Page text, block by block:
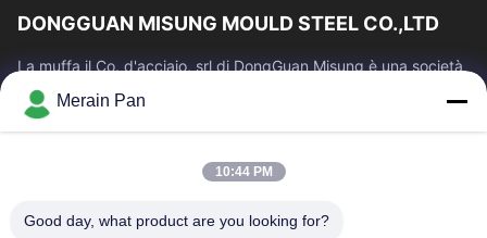
DONGGUAN MISUNG MOULD STEEL CO.,LTD
La muffa il Co. d'acciaio, srl di DongGuan Misung è una società
principale della plastica del rifornimento muore l'acciaio
d'acciaio e del lavoro...
Link Veloci
Prodotti
Mostra VR
Circa Noi
Merain Pan
10:44 PM
Good day, what product are you looking for?